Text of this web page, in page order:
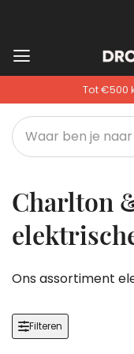
Ga
inhoud
Tot €500
Charlton
Ons assortiment
hebben we een
Filteren